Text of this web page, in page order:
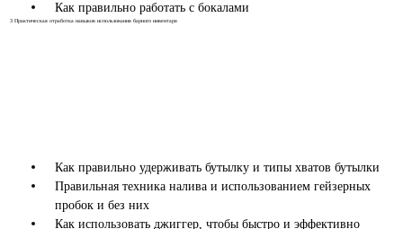
Как правильно работать с бокалами
3 Практическая отработка навыков использования барного инвентаря
Как правильно удерживать бутылку и типы хватов бутылки
Правильная техника налива и использованием гейзерных
пробок и без них
Как использовать джиггер, чтобы быстро и эффективно